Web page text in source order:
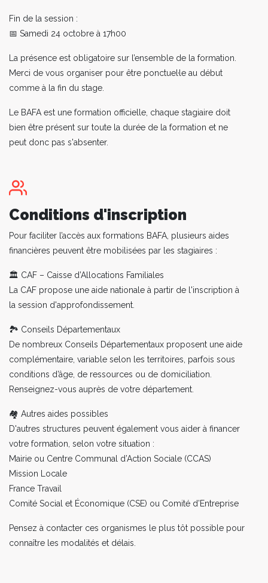
Fin de la session :
📅 Samedi 24 octobre à 17h00
La présence est obligatoire sur l’ensemble de la formation.
Merci de vous organiser pour être ponctuel·le au début
comme à la fin du stage.
Le BAFA est une formation officielle, chaque stagiaire doit
bien être présent sur toute la durée de la formation et ne
peut donc pas s'absenter.
Conditions d'inscription
Pour faciliter l’accès aux formations BAFA, plusieurs aides
financières peuvent être mobilisées par les stagiaires :
🏛️ CAF – Caisse d’Allocations Familiales
La CAF propose une aide nationale à partir de l'inscription à
la session d'approfondissement.
🏞️ Conseils Départementaux
De nombreux Conseils Départementaux proposent une aide
complémentaire, variable selon les territoires, parfois sous
conditions d’âge, de ressources ou de domiciliation.
Renseignez-vous auprès de votre département.
🏘️ Autres aides possibles
D'autres structures peuvent également vous aider à financer
votre formation, selon votre situation :
Mairie ou Centre Communal d’Action Sociale (CCAS)
Mission Locale
France Travail
Comité Social et Économique (CSE) ou Comité d’Entreprise
Pensez à contacter ces organismes le plus tôt possible pour
connaître les modalités et délais.